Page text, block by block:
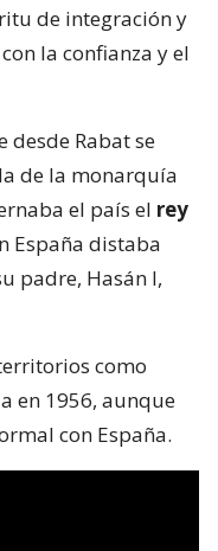
de integración y
la confianza y el
desde Rabat se
de la monarquía
el país el rey
España distaba
padre, Hasán I,
como
en 1956, aunque
con España.